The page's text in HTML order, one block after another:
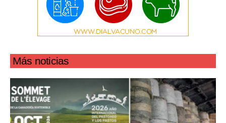
Más noticias